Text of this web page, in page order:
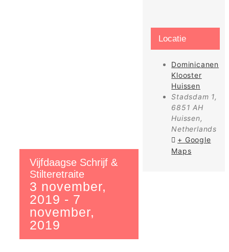
Vijfdaagse Schrijf &
Stilteretraite
3 november,
2019 - 7
november,
2019
Locatie
Dominicanen
Klooster
Huissen
Stadsdam 1,
6851 AH
Huissen,
Netherlands
+ Google
Maps